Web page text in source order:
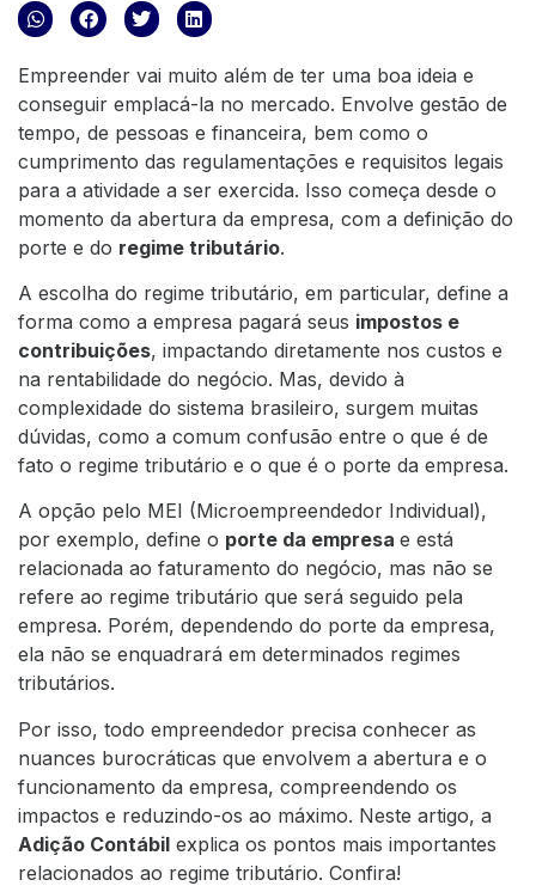
Empreender vai muito além de ter uma boa ideia e
conseguir emplacá-la no mercado. Envolve gestão de
tempo, de pessoas e financeira, bem como o
cumprimento das regulamentações e requisitos legais
para a atividade a ser exercida. Isso começa desde o
momento da abertura da empresa, com a definição do
porte e do regime tributário.
A escolha do regime tributário, em particular, define a
forma como a empresa pagará seus impostos e
contribuições, impactando diretamente nos custos e
na rentabilidade do negócio. Mas, devido à
complexidade do sistema brasileiro, surgem muitas
dúvidas, como a comum confusão entre o que é de
fato o regime tributário e o que é o porte da empresa.
A opção pelo MEI (Microempreendedor Individual),
por exemplo, define o porte da empresa e está
relacionada ao faturamento do negócio, mas não se
refere ao regime tributário que será seguido pela
empresa. Porém, dependendo do porte da empresa,
ela não se enquadrará em determinados regimes
tributários.
Por isso, todo empreendedor precisa conhecer as
nuances burocráticas que envolvem a abertura e o
funcionamento da empresa, compreendendo os
impactos e reduzindo-os ao máximo. Neste artigo, a
Adição Contábil explica os pontos mais importantes
relacionados ao regime tributário. Confira!